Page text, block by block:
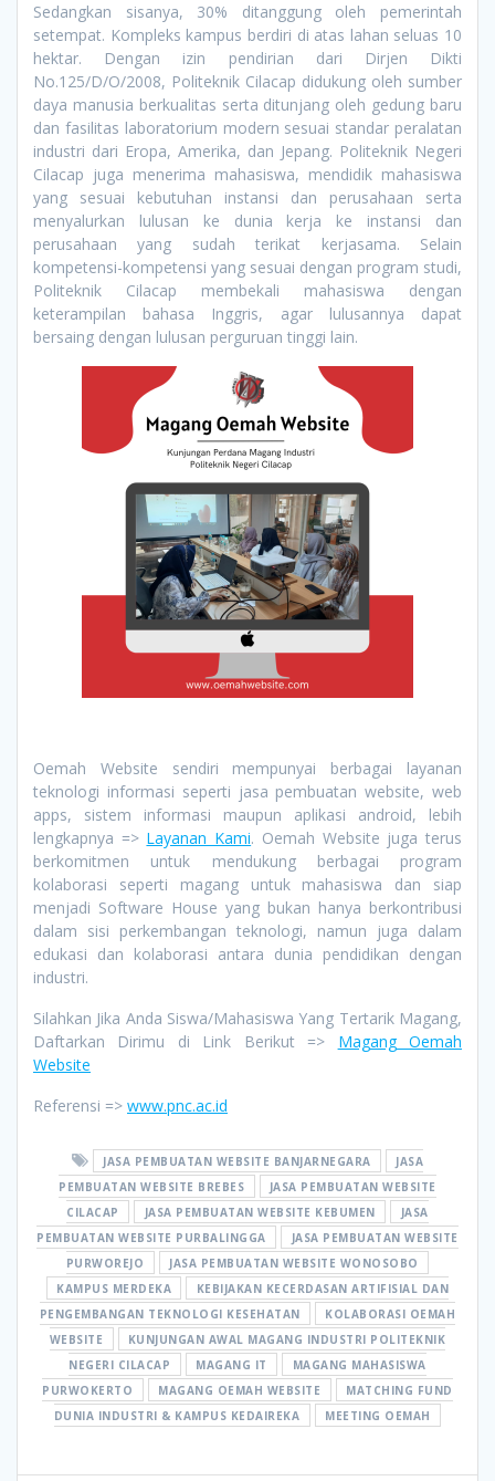
Sedangkan sisanya, 30% ditanggung oleh pemerintah
setempat. Kompleks kampus berdiri di atas lahan seluas 10
hektar. Dengan izin pendirian dari Dirjen Dikti
No.125/D/O/2008, Politeknik Cilacap didukung oleh sumber
daya manusia berkualitas serta ditunjang oleh gedung baru
dan fasilitas laboratorium modern sesuai standar peralatan
industri dari Eropa, Amerika, dan Jepang. Politeknik Negeri
Cilacap juga menerima mahasiswa, mendidik mahasiswa
yang sesuai kebutuhan instansi dan perusahaan serta
menyalurkan lulusan ke dunia kerja ke instansi dan
perusahaan yang sudah terikat kerjasama. Selain
kompetensi-kompetensi yang sesuai dengan program studi,
Politeknik Cilacap membekali mahasiswa dengan
keterampilan bahasa Inggris, agar lulusannya dapat
bersaing dengan lulusan perguruan tinggi lain.
Oemah Website sendiri mempunyai berbagai layanan
teknologi informasi seperti jasa pembuatan website, web
apps, sistem informasi maupun aplikasi android, lebih
lengkapnya => Layanan Kami. Oemah Website juga terus
berkomitmen untuk mendukung berbagai program
kolaborasi seperti magang untuk mahasiswa dan siap
menjadi Software House yang bukan hanya berkontribusi
dalam sisi perkembangan teknologi, namun juga dalam
edukasi dan kolaborasi antara dunia pendidikan dengan
industri.
Silahkan Jika Anda Siswa/Mahasiswa Yang Tertarik Magang,
Daftarkan Dirimu di Link Berikut => Magang Oemah
Website
Referensi => www.pnc.ac.id
JASA PEMBUATAN WEBSITE BANJARNEGARA
JASA
PEMBUATAN WEBSITE BREBES
JASA PEMBUATAN WEBSITE
CILACAP
JASA PEMBUATAN WEBSITE KEBUMEN
JASA
PEMBUATAN WEBSITE PURBALINGGA
JASA PEMBUATAN WEBSITE
PURWOREJO
JASA PEMBUATAN WEBSITE WONOSOBO
KAMPUS MERDEKA
KEBIJAKAN KECERDASAN ARTIFISIAL DAN
PENGEMBANGAN TEKNOLOGI KESEHATAN
KOLABORASI OEMAH
WEBSITE
KUNJUNGAN AWAL MAGANG INDUSTRI POLITEKNIK
NEGERI CILACAP
MAGANG IT
MAGANG MAHASISWA
PURWOKERTO
MAGANG OEMAH WEBSITE
MATCHING FUND
DUNIA INDUSTRI & KAMPUS KEDAIREKA
MEETING OEMAH